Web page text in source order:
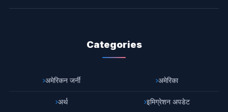
Categories
अमेरिकन जर्नी अमेरिका
अर्थ इमिग्रेशन अपडेट